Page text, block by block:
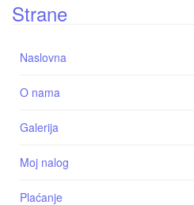
Strane
Naslovna
O nama
Galerija
Moj nalog
Plaćanje